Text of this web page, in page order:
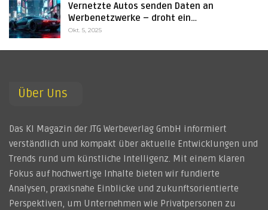
Vernetzte Autos senden Daten an
Werbenetzwerke – droht ein…
Okt. 5, 2025
Über Uns
Das KI Magazin der JTG Werbeverlag GmbH informiert
verständlich und kompakt über aktuelle Entwicklungen und
Trends rund um künstliche Intelligenz. Mit einem klaren
Fokus auf hochwertige Inhalte bieten wir fundierte
Analysen, praxisnahe Einblicke und zukunftsorientierte
Perspektiven, um Unternehmen wie Privatpersonen zu